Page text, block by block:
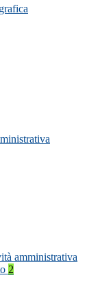
amministrativa
2